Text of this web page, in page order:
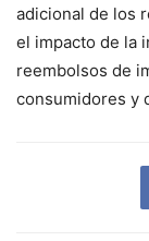
adicional de los
el impacto de la
reembolsos de
consumidores y